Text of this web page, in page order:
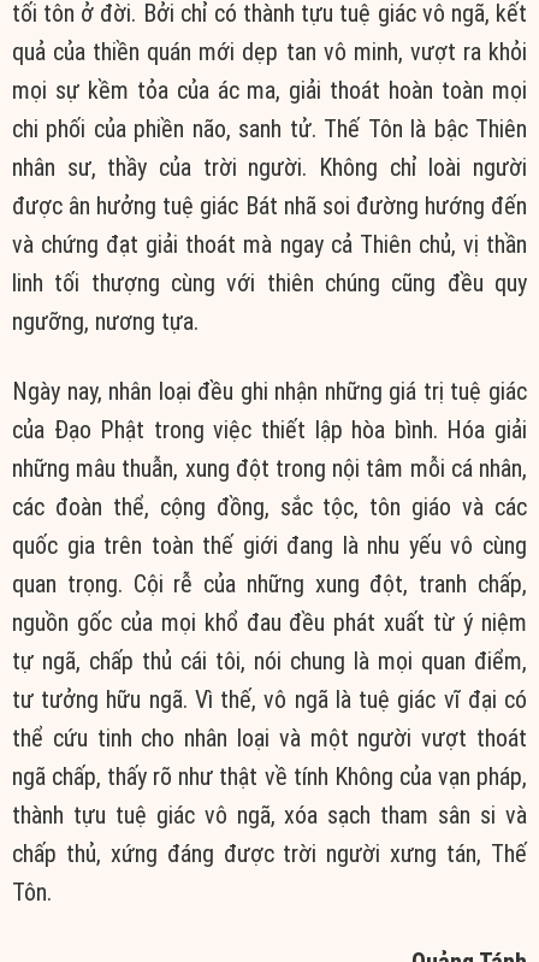
tối tôn ở đời. Bởi chỉ có thành tựu tuệ giác vô ngã, kết
quả của thiền quán mới dẹp tan vô minh, vượt ra khỏi
mọi sự kềm tỏa của ác ma, giải thoát hoàn toàn mọi
chi phối của phiền não, sanh tử. Thế Tôn là bậc Thiên
nhân sư, thầy của trời người. Không chỉ loài người
được ân hưởng tuệ giác Bát nhã soi đường hướng đến
và chứng đạt giải thoát mà ngay cả Thiên chủ, vị thần
linh tối thượng cùng với thiên chúng cũng đều quy
ngưỡng, nương tựa.
Ngày nay, nhân loại đều ghi nhận những giá trị tuệ giác
của Đạo Phật trong việc thiết lập hòa bình. Hóa giải
những mâu thuẫn, xung đột trong nội tâm mỗi cá nhân,
các đoàn thể, cộng đồng, sắc tộc, tôn giáo và các
quốc gia trên toàn thế giới đang là nhu yếu vô cùng
quan trọng. Cội rễ của những xung đột, tranh chấp,
nguồn gốc của mọi khổ đau đều phát xuất từ ý niệm
tự ngã, chấp thủ cái tôi, nói chung là mọi quan điểm,
tư tưởng hữu ngã. Vì thế, vô ngã là tuệ giác vĩ đại có
thể cứu tinh cho nhân loại và một người vượt thoát
ngã chấp, thấy rõ như thật về tính Không của vạn pháp,
thành tựu tuệ giác vô ngã, xóa sạch tham sân si và
chấp thủ, xứng đáng được trời người xưng tán, Thế
Tôn.